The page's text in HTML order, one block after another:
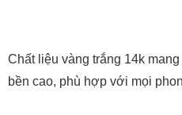
Chất liệu vàng trắng 14k
bền cao, phù hợp với mọi